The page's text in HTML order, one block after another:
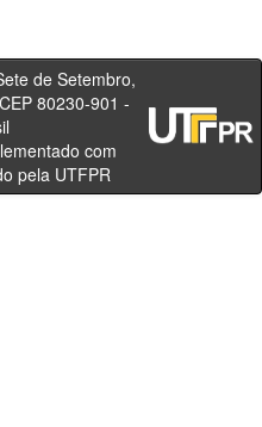
Setembro,
80230-901 -
- Brasil
com
pela UTFPR